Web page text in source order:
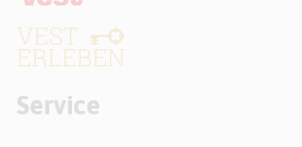
Service